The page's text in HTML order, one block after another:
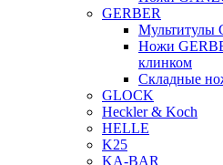
GERBER
Мультитулы
Ножи
клинком
Складные
GLOCK
Heckler & Koch
HELLE
K25
KA-BAR